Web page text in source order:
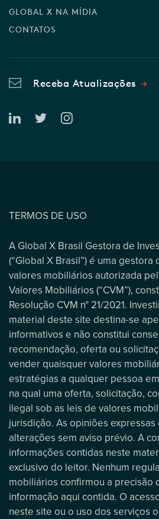
GLOBAL X NA MÍDIA
CONTATOS
Receba Atualizações
TERMOS DE USO
A Global X Brasil Gestora de
(“Global X Brasil”) é uma gestora
valores mobiliários autorizada
Valores Mobiliários (“CVM”),
Resolução CVM n° 21/2021.
material deste site destina-se
informativos e não constitui
recomendação, oferta ou
vender quaisquer valores
estratégias a qualquer pessoa
na qual uma oferta, solicitação,
ilegal sob as leis de valores
jurisdição. As opiniões expressas
alterações sem aviso prévio. A
informações contidas neste
exclusivo do leitor. Nenhum
mobiliários confirmou a precisão
informação aqui contida. O
neste site ou o uso dos serviços